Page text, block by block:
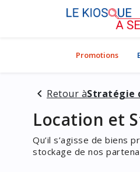
Promotions
Retour àStratégie
Location et
Qu’il s’agisse de biens
stockage de nos